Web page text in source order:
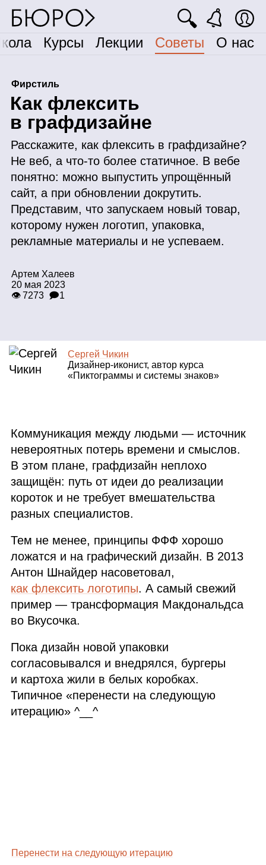
Курсы Лекции Советы О нас
🔍
Фирстиль
Как флексить
в графдизайне
Расскажите, как флексить в графдизайне?
Не веб, а что‑то более статичное. В вебе
понятно: можно выпустить упрощённый
сайт, а при обновлении докрутить.
Представим, что запускаем новый товар,
которому нужен логотип, упаковка,
рекламные материалы и не успеваем.
Артем Халеев
20 мая 2023
👁 7273 🗩1
Сергей Чикин
Дизайнер‑иконист, автор курса
«Пиктограммы и системы знаков»
Коммуникация между людьми — источник
невероятных потерь времени и смыслов.
В этом плане, графдизайн неплохо
защищён: путь от идеи до реализации
короток и не требует вмешательства
разных специалистов.
Тем не менее, принципы ФФФ хорошо
ложатся и на графический дизайн. В 2013
Антон Шнайдер насоветовал,
как флексить логотипы. А самый свежий
пример — трансформация Макдональдса
во Вкусочка.
Пока дизайн новой упаковки
согласовывался и внедрялся, бургеры
и картоха жили в белых коробках.
Типичное «перенести на следующую
итерацию» ^__^
Перенести на следующую итерацию